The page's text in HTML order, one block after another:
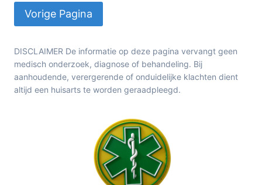
DISCLAIMER De informatie op deze pagina vervangt geen
medisch onderzoek, diagnose of behandeling. Bij
aanhoudende, verergerende of onduidelijke klachten dient
altijd een huisarts te worden geraadpleegd.